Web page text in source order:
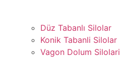
Düz Tabanlı Silolar
Konik Tabanli Silolar
Vagon Dolum Silolari